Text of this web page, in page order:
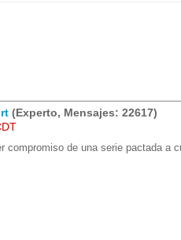
(Experto, Mensajes: 22617)
compromiso de una serie pactada a